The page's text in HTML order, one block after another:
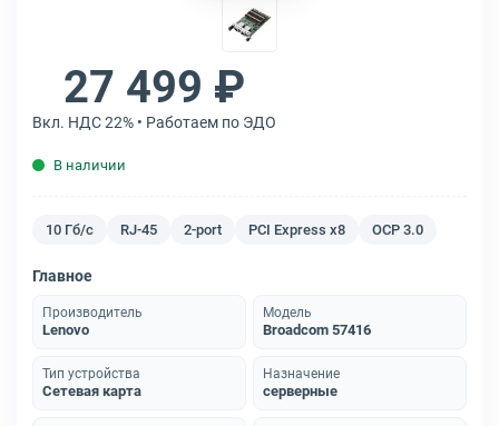
27 499 ₽
Вкл. НДС 22% • Работаем по ЭДО
В наличии
10 Гб/с RJ-45 2-port PCI Express x8 OCP 3.0
Главное
Производитель
Lenovo
Модель
Broadcom 57416
Тип устройства
Сетевая карта
Назначение
серверные